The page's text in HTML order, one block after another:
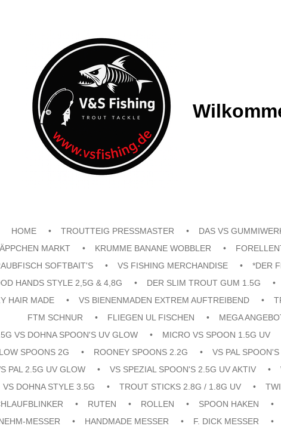
HOME TROUTTEIG PRESSMASTER DAS VS
MARKT
KRUMME BANANE WOBBLER
SOFTBAIT'S
VS FISHING MERCHANDISE *DER
HANDS STYLE 2,5G & 4,8G
DER SLIM TROUT GUM 1.5G
HAIR MADE
VS BIENENMADEN EXTREM AUFTREIBEND
FTM SCHNUR
FLIEGEN UL FISCHEN MEGA
VS DOHNA SPOON'S UV GLOW
MICRO VS SPOON 1.5G UV
SPOONS 2G
ROONEY SPOONS 2.2G VS PAL
PAL 2.5G UV GLOW
VS SPEZIAL SPOON'S 2.5G UV AKTIV
VS DOHNA STYLE 3.5G
TROUT STICKS 2.8G / 1.8G UV
RUTEN ROLLEN SPOON HAKEN
MESSER
HANDMADE MESSER F. DICK MESSER